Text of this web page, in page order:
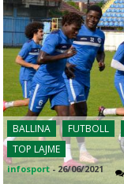
BALLINA FUTBOLL
TOP LAJME
infosport - 26/06/2021